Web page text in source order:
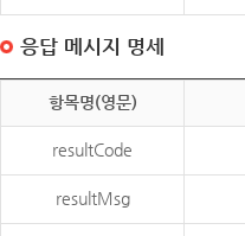
응답 메시지 명세
항목명(영문)
resultCode
resultMsg